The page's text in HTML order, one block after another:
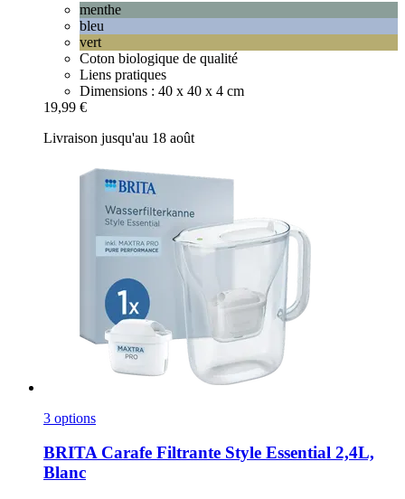
menthe
bleu
vert
Coton biologique de qualité
Liens pratiques
Dimensions : 40 x 40 x 4 cm
19,99 €
Livraison jusqu'au 18 août
3 options
BRITACarafe Filtrante Style Essential 2,4L,
Blanc